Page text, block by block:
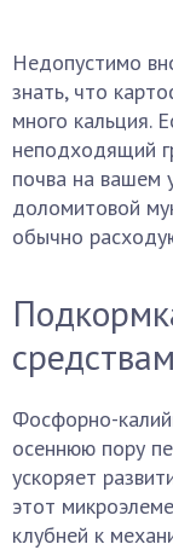
Недопустимо
знать, что
много кальция.
неподходящий
почва на вашем
доломитовой
обычно
Фосфорно-
осеннюю пору
ускоряет
этот
клубней к